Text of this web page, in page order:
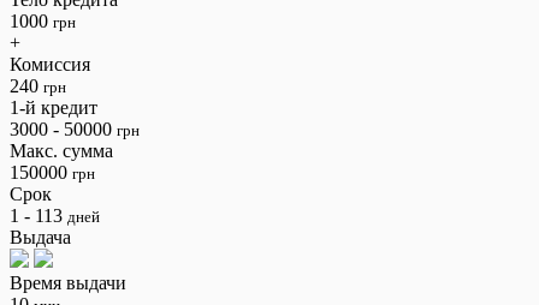
1000 грн
+
Комиссия
240 грн
1-й кредит
3000 - 50000 грн
Макс. сумма
150000 грн
Срок
1 - 113 дней
Выдача
Время выдачи